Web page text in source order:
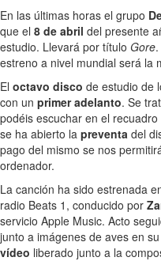
En las últimas horas el grupo
que el 8 de abril del presente
estudio. Llevará por título Gore
estreno a nivel mundial será la
El octavo disco de estudio de
con un primer adelanto. Se
podéis escuchar en el
se ha abierto la preventa del
pago del mismo se nos
ordenador.
La canción ha sido estrenada
radio Beats 1, conducido por
servicio Apple Music. Acto
junto a imágenes de aves en
vídeo liberado junto a la